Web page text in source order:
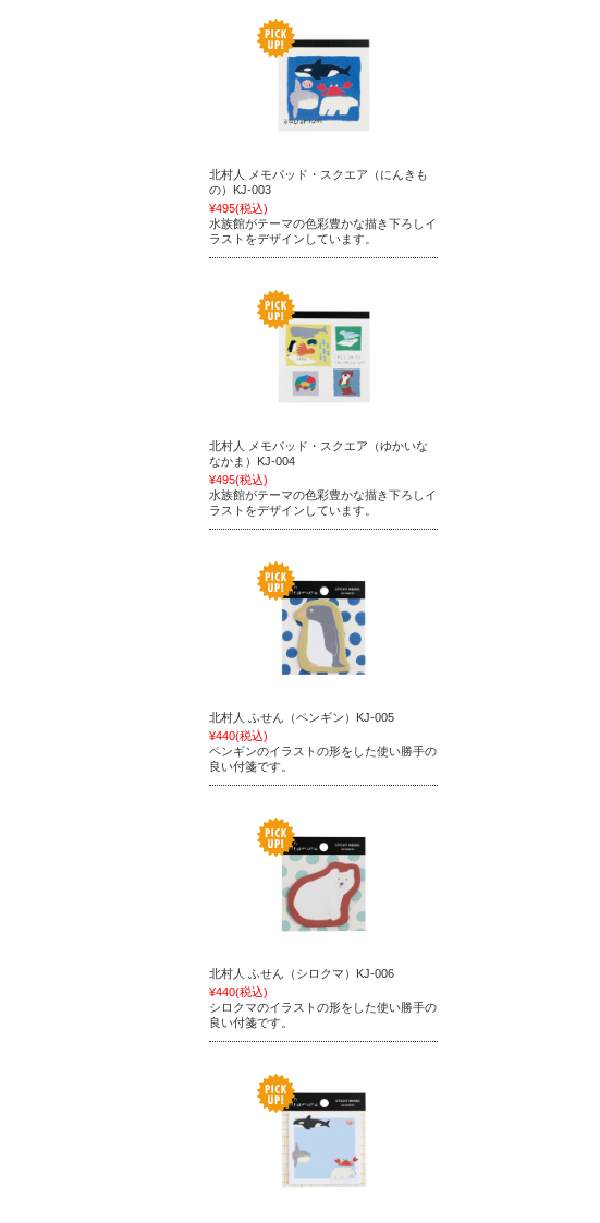
北村人 メモパッド・スクエア（にんきも
の）KJ-003
¥495(税込)
水族館がテーマの色彩豊かな描き下ろしイ
ラストをデザインしています。
北村人 メモパッド・スクエア（ゆかいな
なかま）KJ-004
¥495(税込)
水族館がテーマの色彩豊かな描き下ろしイ
ラストをデザインしています。
北村人 ふせん（ペンギン）KJ-005
¥440(税込)
ペンギンのイラストの形をした使い勝手の
良い付箋です。
北村人 ふせん（シロクマ）KJ-006
¥440(税込)
シロクマのイラストの形をした使い勝手の
良い付箋です。